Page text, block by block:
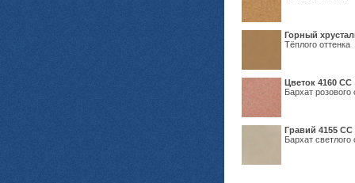
Горный
Тёплого оттенка
Цветок 4160 СС
Бархат розового
Гравий 4155 СС
Бархат светлого